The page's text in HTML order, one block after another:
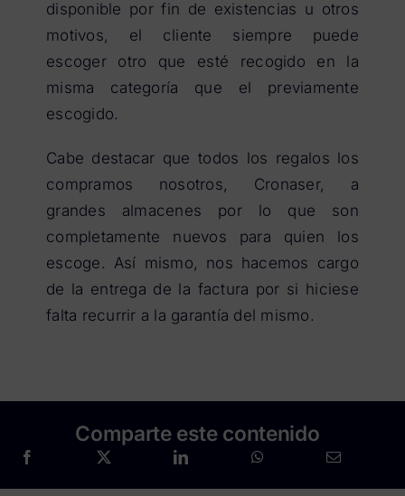
disponible por fin de existencias u otros
motivos, el cliente siempre puede
escoger otro que esté recogido en la
misma categoría que el previamente
escogido.
Cabe destacar que todos los regalos los
compramos nosotros, Cronaser, a
grandes almacenes por lo que son
completamente nuevos para quien los
escoge. Así mismo, nos hacemos cargo
de la entrega de la factura por si hiciese
falta recurrir a la garantía del mismo.
Comparte este contenido